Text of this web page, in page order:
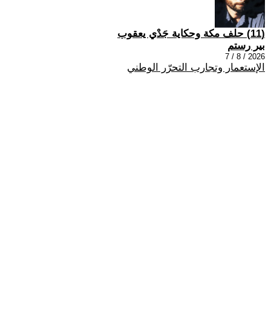
(11) حلف مكة وحكاية جَدْي يعقوب
بير رستم
2026 / 8 / 7
الإستعمار وتجارب التحرّر الوطني